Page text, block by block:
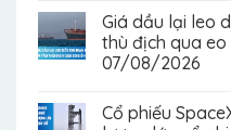
Giá dầu lại leo
thù địch qua eo
07/08/2026
Cổ phiếu